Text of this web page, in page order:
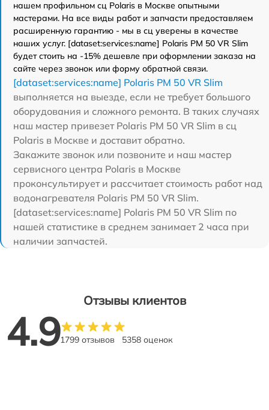
нашем профильном сц Polaris в Москве опытными
мастерами. На все виды работ и запчасти предоставляем
расширенную гарантию - мы в сц уверены в качестве
наших услуг. [dataset:services:name] Polaris PM 50 VR Slim
будет стоить на -15% дешевле при оформлении заказа на
сайте через звонок или форму обратной связи.
[dataset:services:name] Polaris PM 50 VR Slim
выполняется на выезде, если не требует большого
оборудования и сложного ремонта. В таких случаях
наш мастер привезет Polaris PM 50 VR Slim в сц
Polaris в Москве и доставит обратно.
Закажите звонок или позвоните и наш мастер
сервисного центра Polaris в Москве
проконсультирует и рассчитает стоимость работ над
водонагревателя Polaris PM 50 VR Slim.
[dataset:services:name] Polaris PM 50 VR Slim по
нашей статистике в среднем занимает 2 часа при
наличии запчастей.
Отзывы клиентов
4.91799 отзывов 5358 оценок